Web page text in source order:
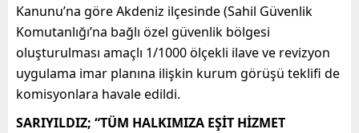
Kanunu’na göre Akdeniz ilçesinde (Sahil Güvenlik
Komutanlığı’na bağlı özel güvenlik bölgesi
oluşturulması amaçlı 1/1000 ölçekli ilave ve revizyon
uygulama imar planına ilişkin kurum görüşü teklifi de
komisyonlara havale edildi.
SARIYILDIZ; “TÜM HALKIMIZA EŞİT HİZMET